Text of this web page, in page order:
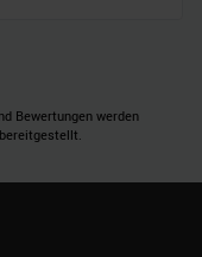
Bewertungen werden